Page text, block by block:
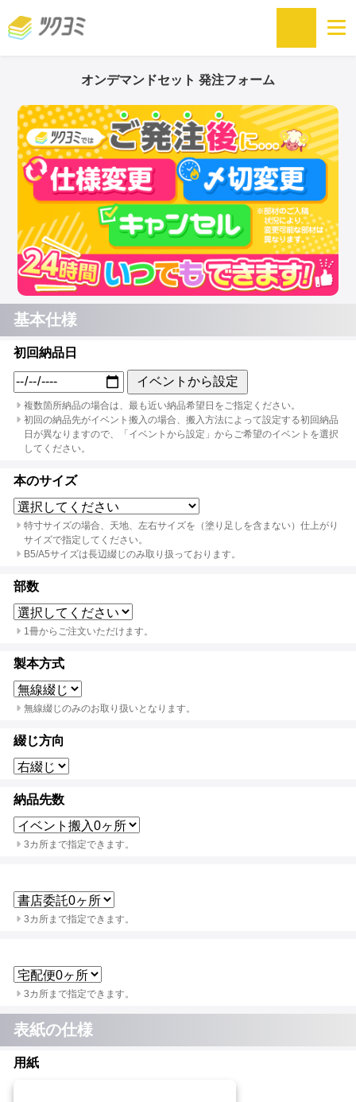
オンデマンドセット 発注フォーム
基本仕様
初回納品日
イベントから設定
複数箇所納品の場合は、最も近い納品希望日をご指定ください。
初回の納品先がイベント搬入の場合、搬入方法によって設定する初回納品
日が異なりますので、「イベントから設定」からご希望のイベントを選択
してください。
本のサイズ
特寸サイズの場合、天地、左右サイズを（塗り足しを含まない）仕上がり
サイズで指定してください。
B5/A5サイズは長辺綴じのみ取り扱っております。
部数
1冊からご注文いただけます。
製本方式
無線綴じのみのお取り扱いとなります。
綴じ方向
納品先数
3カ所まで指定できます。
3カ所まで指定できます。
3カ所まで指定できます。
表紙の仕様
用紙